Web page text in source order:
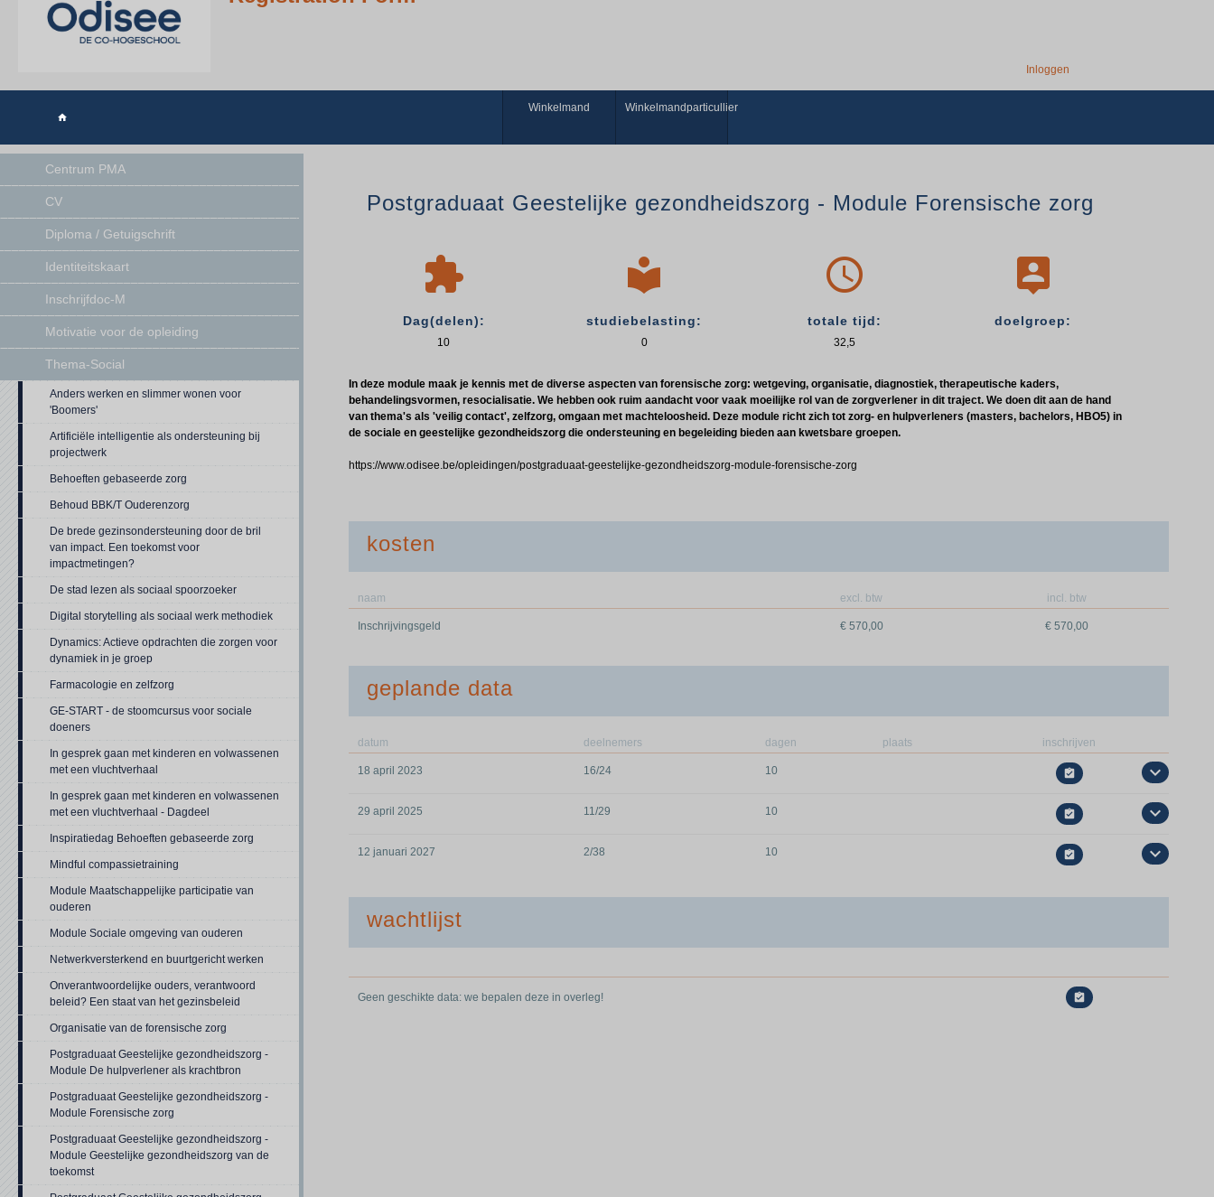
Inloggen

Winkelmand Winkelmandparticullier
Centrum PMA
CV
Diploma / Getuigschrift
Identiteitskaart
Inschrijfdoc-M
Motivatie voor de opleiding
Thema-Social
Anders werken en slimmer wonen voor
'Boomers'
Artificiële intelligentie als ondersteuning bij
projectwerk
Behoeften gebaseerde zorg
Behoud BBK/T Ouderenzorg
De brede gezinsondersteuning door de bril
van impact. Een toekomst voor
impactmetingen?
De stad lezen als sociaal spoorzoeker
Digital storytelling als sociaal werk methodiek
Dynamics: Actieve opdrachten die zorgen voor
dynamiek in je groep
Farmacologie en zelfzorg
GE-START - de stoomcursus voor sociale
doeners
In gesprek gaan met kinderen en volwassenen
met een vluchtverhaal
In gesprek gaan met kinderen en volwassenen
met een vluchtverhaal - Dagdeel
Inspiratiedag Behoeften gebaseerde zorg
Mindful compassietraining
Module Maatschappelijke participatie van
ouderen
Module Sociale omgeving van ouderen
Netwerkversterkend en buurtgericht werken
Onverantwoordelijke ouders, verantwoord
beleid? Een staat van het gezinsbeleid
Organisatie van de forensische zorg
Postgraduaat Geestelijke gezondheidszorg -
Module De hulpverlener als krachtbron
Postgraduaat Geestelijke gezondheidszorg -
Module Forensische zorg
Postgraduaat Geestelijke gezondheidszorg -
Module Geestelijke gezondheidszorg van de
toekomst
Postgraduaat Geestelijke gezondheidszorg - Module Forensische zorg

Dag(delen):
10

studiebelasting:
0

totale tijd:
32,5

doelgroep:
In deze module maak je kennis met de diverse aspecten van forensische zorg: wetgeving, organisatie, diagnostiek, therapeutische kaders,
behandelingsvormen, resocialisatie. We hebben ook ruim aandacht voor vaak moeilijke rol van de zorgverlener in dit traject. We doen dit aan de hand
van thema's als 'veilig contact', zelfzorg, omgaan met machteloosheid. Deze module richt zich tot zorg- en hulpverleners (masters, bachelors, HBO5) in
de sociale en geestelijke gezondheidszorg die ondersteuning en begeleiding bieden aan kwetsbare groepen.
https://www.odisee.be/opleidingen/postgraduaat-geestelijke-gezondheidszorg-module-forensische-zorg
kosten
naam excl. btw incl. btw
Inschrijvingsgeld € 570,00 € 570,00
geplande data
datum deelnemers dagen plaats inschrijven
18 april 2023 16/24 10 
29 april 2025 11/29 10 
12 januari 2027 2/38 10 
wachtlijst
Geen geschikte data: we bepalen deze in overleg! 